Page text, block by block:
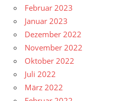
Februar 2023
Januar 2023
Dezember 2022
November 2022
Oktober 2022
Juli 2022
März 2022